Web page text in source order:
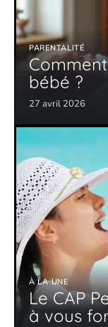
PARENTALITÉ
bébé ?
27 avril 2026
À LA UNE
Le CAP
à vous